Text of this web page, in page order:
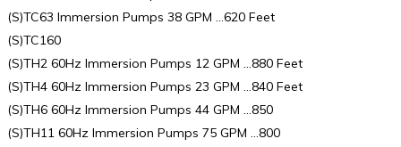
(S)TC63 Immersion Pumps 38 GPM …620 Feet
(S)TC160
(S)TH2 60Hz Immersion Pumps 12 GPM …880 Feet
(S)TH4 60Hz Immersion Pumps 23 GPM …840 Feet
(S)TH6 60Hz Immersion Pumps 44 GPM …850
(S)TH11 60Hz Immersion Pumps 75 GPM …800